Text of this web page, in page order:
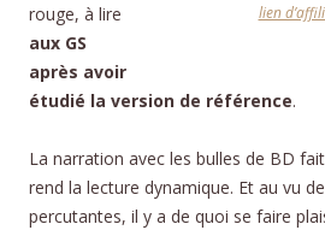
lien
rouge, à lire
aux GS
après avoir
étudié la version de référence.
La narration avec les bulles de BD
rend la lecture dynamique. Et au vu
percutantes, il y a de quoi se faire